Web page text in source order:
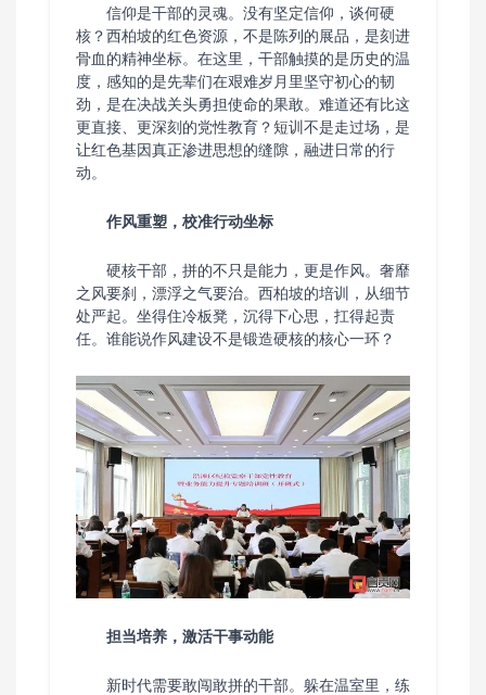
信仰是干部的灵魂。没有坚定信仰，谈何硬
核？西柏坡的红色资源，不是陈列的展品，是刻进
骨血的精神坐标。在这里，干部触摸的是历史的温
度，感知的是先辈们在艰难岁月里坚守初心的韧
劲，是在决战关头勇担使命的果敢。难道还有比这
更直接、更深刻的党性教育？短训不是走过场，是
让红色基因真正渗进思想的缝隙，融进日常的行
动。
作风重塑，校准行动坐标
硬核干部，拼的不只是能力，更是作风。奢靡
之风要刹，漂浮之气要治。西柏坡的培训，从细节
处严起。坐得住冷板凳，沉得下心思，扛得起责
任。谁能说作风建设不是锻造硬核的核心一环？
担当培养，激活干事动能
新时代需要敢闯敢拼的干部。躲在温室里，练